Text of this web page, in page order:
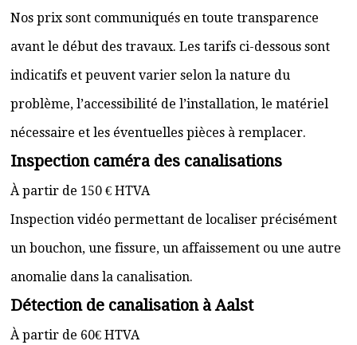
Nos prix sont communiqués en toute transparence
avant le début des travaux. Les tarifs ci-dessous sont
indicatifs et peuvent varier selon la nature du
problème, l’accessibilité de l’installation, le matériel
nécessaire et les éventuelles pièces à remplacer.
Inspection caméra des canalisations
À partir de 150 € HTVA
Inspection vidéo permettant de localiser précisément
un bouchon, une fissure, un affaissement ou une autre
anomalie dans la canalisation.
Détection de canalisation à Aalst
À partir de 60€ HTVA